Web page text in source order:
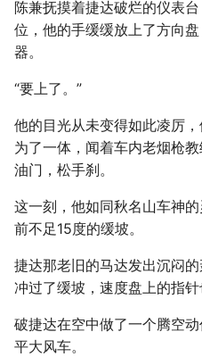
陈兼抚摸着捷达破烂的仪表
位，他的手缓缓放上了方向
器。
“要上了。”
他的目光从未变得如此凌厉
为了一体，闻着车内老烟枪
油门，松手刹。
这一刻，他如同秋名山车神
前不足15度的缓坡。
捷达那老旧的马达发出沉闷
冲过了缓坡，速度盘上的指
破捷达在空中做了一个腾空
平大风车。